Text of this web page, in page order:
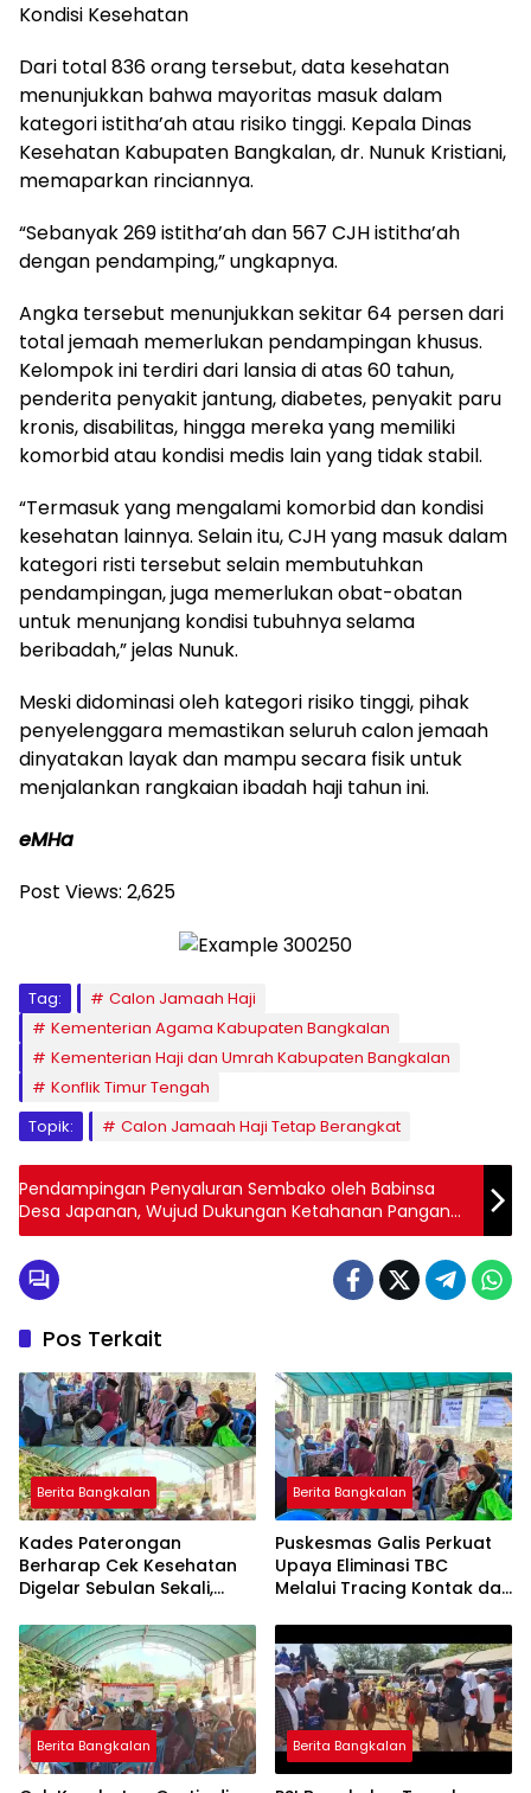
Kondisi Kesehatan
Dari total 836 orang tersebut, data kesehatan
menunjukkan bahwa mayoritas masuk dalam
kategori istitha’ah atau risiko tinggi. Kepala Dinas
Kesehatan Kabupaten Bangkalan, dr. Nunuk Kristiani,
memaparkan rinciannya.
“Sebanyak 269 istitha’ah dan 567 CJH istitha’ah
dengan pendamping,” ungkapnya.
Angka tersebut menunjukkan sekitar 64 persen dari
total jemaah memerlukan pendampingan khusus.
Kelompok ini terdiri dari lansia di atas 60 tahun,
penderita penyakit jantung, diabetes, penyakit paru
kronis, disabilitas, hingga mereka yang memiliki
komorbid atau kondisi medis lain yang tidak stabil.
“Termasuk yang mengalami komorbid dan kondisi
kesehatan lainnya. Selain itu, CJH yang masuk dalam
kategori risti tersebut selain membutuhkan
pendampingan, juga memerlukan obat-obatan
untuk menunjang kondisi tubuhnya selama
beribadah,” jelas Nunuk.
Meski didominasi oleh kategori risiko tinggi, pihak
penyelenggara memastikan seluruh calon jemaah
dinyatakan layak dan mampu secara fisik untuk
menjalankan rangkaian ibadah haji tahun ini.
eMHa
Post Views: 2,625
Tag:
Calon Jamaah Haji
Kementerian Agama Kabupaten Bangkalan
Kementerian Haji dan Umrah Kabupaten Bangkalan
Konflik Timur Tengah
Topik:
Calon Jamaah Haji Tetap Berangkat
Pendampingan Penyaluran Sembako oleh Babinsa
Desa Japanan, Wujud Dukungan Ketahanan Pangan
Nasional
Pos Terkait
Berita Bangkalan
Kades Paterongan
Berharap Cek Kesehatan
Digelar Sebulan Sekali,
CKG Bisa Dilaksanakan
Rutin Lewat Posyandu ILP
Berita Bangkalan
Puskesmas Galis Perkuat
Upaya Eliminasi TBC
Melalui Tracing Kontak dan
Berita Bangkalan Berita Bangkalan